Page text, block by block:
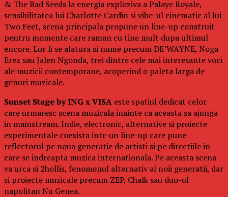
& The Bad Seeds la energia exploziva a Palaye Royale,
sensibilitatea lui Charlotte Cardin si vibe-ul cinematic al lui
Two Feet, scena principala propune un line-up construit
pentru momente care raman cu tine mult dupa ultimul
encore. Lor li se alatura si nume precum DE’WAYNE, Noga
Erez sau Jalen Ngonda, trei dintre cele mai interesante voci
ale muzicii contemporane, acoperind o paleta larga de
genuri muzicale.
Sunset Stage by ING x VISA este spatiul dedicat celor
care urmaresc scena muzicala inainte ca aceasta sa ajunga
in mainstream. Indie, electronic, alternative si proiecte
experimentale coexista intr-un line-up care pune
reflectorul pe noua generatie de artisti si pe directiile in
care se indreapta muzica internationala. Pe aceasta scena
va urca si 2hollis, fenomenul alternativ al noii generatii, dar
si proiecte muzicale precum ZEP, Chalk sau duo-ul
napolitan Nu Genea.